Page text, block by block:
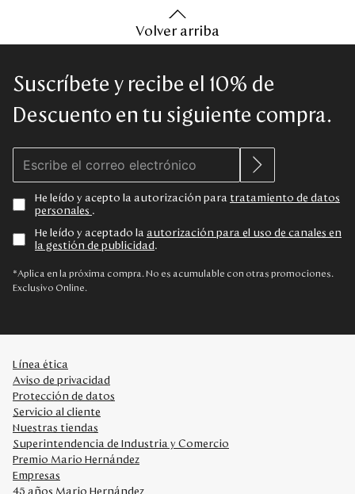
Volver arriba
Suscríbete y recibe el 10% de
Descuento en tu siguiente compra.
He leído y acepto la autorización para tratamiento de datos
personales .
He leído y aceptado la autorización para el uso de canales en
la gestión de publicidad .
*Aplica en la próxima compra. No es acumulable con otras promociones.
Exclusivo Online.
Línea ética
Aviso de privacidad
Protección de datos
Servicio al cliente
Nuestras tiendas
Superintendencia de Industria y Comercio
Premio Mario Hernández
Empresas